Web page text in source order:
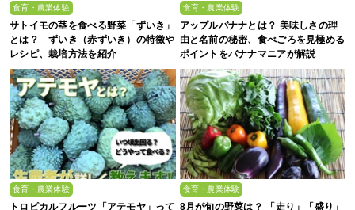
食育・農業体験
サトイモの茎を食べる野菜「ずいき」
とは？ ずいき（赤ずいき）の特徴や
レシピ、栽培方法を紹介
食育・農業体験
アップルバナナとは？ 美味しさの理
由と名前の秘密、食べごろを見極める
ポイントをバナナマニアが解説
食育・農業体験
トロピカルフルーツ「アテモヤ」って
食育・農業体験
8月が旬の野菜は？ 「走り」「盛り」